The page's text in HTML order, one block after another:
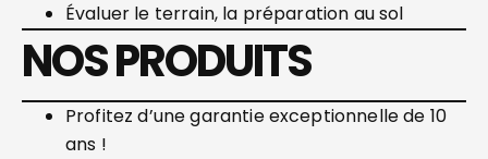
Évaluer le terrain, la préparation au sol
NOS PRODUITS
Profitez d’une garantie exceptionnelle de 10
ans !